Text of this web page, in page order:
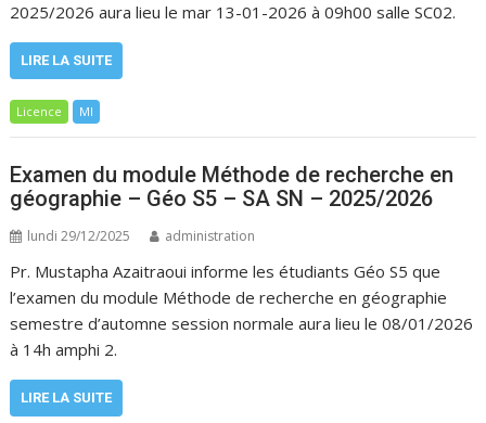
2025/2026 aura lieu le mar 13-01-2026 à 09h00 salle SC02.
LIRE LA SUITE
Licence MI
Examen du module Méthode de recherche en
géographie – Géo S5 – SA SN – 2025/2026
lundi 29/12/2025 administration
Pr. Mustapha Azaitraoui informe les étudiants Géo S5 que
l’examen du module Méthode de recherche en géographie
semestre d’automne session normale aura lieu le 08/01/2026
à 14h amphi 2.
LIRE LA SUITE